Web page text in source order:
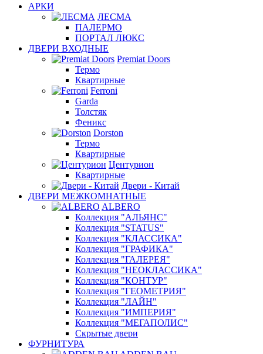
АРКИ
ЛЕСМА
ПАЛЕРМО
ПОРТАЛ ЛЮКС
ДВЕРИ ВХОДНЫЕ
Premiat Doors
Термо
Квартирные
Ferroni
Garda
Толстяк
Феникс
Dorston
Термо
Квартирные
Центурион
Квартирные
Двери - Китай
ДВЕРИ МЕЖКОМНАТНЫЕ
ALBERO
Коллекция "АЛЬЯНС"
Коллекция "STATUS"
Коллекция "КЛАССИКА"
Коллекция "ГРАФИКА"
Коллекция "ГАЛЕРЕЯ"
Коллекция "НЕОКЛАССИКА"
Коллекция "КОНТУР"
Коллекция "ГЕОМЕТРИЯ"
Коллекция "ЛАЙН"
Коллекция "ИМПЕРИЯ"
Коллекция "МЕГАПОЛИС"
Скрытые двери
ФУРНИТУРА